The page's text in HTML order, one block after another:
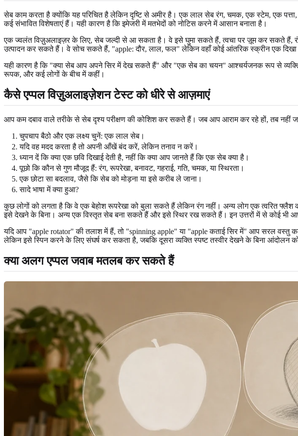
सेब काम करता है क्योंकि यह परिचित है लेकिन दृष्टि से अमीर है। एक लाल सेब रंग, चमक, एक स्टेम, एक
कई संभावित विशेषताएं हैं। यही कारण है कि इमेजरी में मतभेदों को नोटिस करने में आसान बनाता है।
एक ज्वलंत विज़ुअलाइज़र के लिए, सेब जल्दी से आ सकता है। वे इसे घुमा सकते हैं, त्वचा पर ज़ूम कर सकते हैं,
उत्पादन कर सकते हैं। वे सोच सकते हैं, "apple: दौर, लाल, फल" लेकिन वहाँ कोई आंतरिक स्क्रीन एक दिखा
यही कारण है कि "क्या सेब आप अपने सिर में देख सकते हैं" और "एक सेब का चयन" आश्चर्यजनक रूप से
रूपक, और कई लोगों के बीच में कहीं।
कैसे एप्पल विज़ुअलाइज़ेशन टेस्ट को धीरे से आज़माएं
आप कम दबाव वाले तरीके से सेब दृश्य परीक्षण की कोशिश कर सकते हैं। जब आप आराम कर रहे हों, तब नहीं
चुपचाप बैठो और एक लक्ष्य चुनें: एक लाल सेब।
यदि वह मदद करता है तो अपनी आँखें बंद करें, लेकिन तनाव न करें।
ध्यान दें कि क्या एक छवि दिखाई देती है, नहीं कि क्या आप जानते हैं कि एक सेब क्या है।
पूछो कि कौन से गुण मौजूद हैं: रंग, रूपरेखा, बनावट, गहराई, गति, चमक, या स्थिरता।
एक छोटा सा बदलाव, जैसे कि सेब को मोड़ना या इसे करीब ले जाना।
सादे भाषा में क्या हुआ?
कुछ लोगों को लगता है कि वे एक बेहोश रूपरेखा को बुला सकते हैं लेकिन रंग नहीं। अन्य लोग एक त्वरित फ्लैश
इसे देखने के बिना। अन्य एक विस्तृत सेब बना सकते हैं और इसे स्थिर रख सकते हैं। इन उत्तरों में से कोई भी
यदि आप "apple rotator" की तलाश में हैं, तो "spinning apple" या "apple कताई सिर में" आप सरल वस्तु
लेकिन इसे स्पिन करने के लिए संघर्ष कर सकता है, जबकि दूसरा व्यक्ति स्पष्ट तस्वीर देखने के बिना
क्या अलग एप्पल जवाब मतलब कर सकते हैं